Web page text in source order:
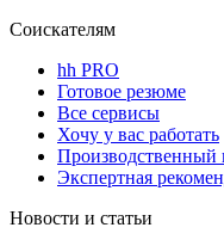
Соискателям
hh PRO
Готовое резюме
Все сервисы
Хочу у вас работать
Производственный
Экспертная
Новости и статьи